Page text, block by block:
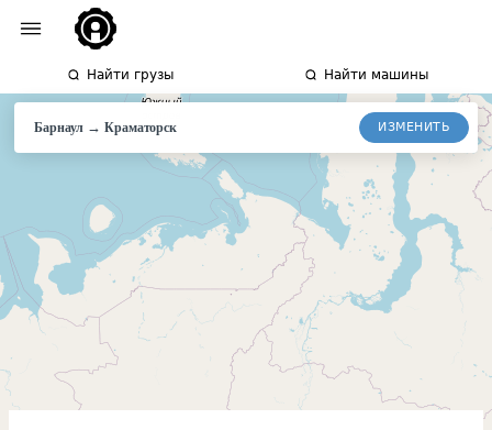
Найти грузы Найти машины
Барнаул →Краматорск ИЗМЕНИТЬ